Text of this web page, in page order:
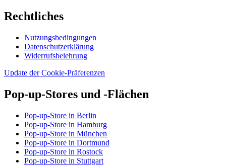
Rechtliches
Nutzungsbedingungen
Datenschutzerklärung
Widerrufsbelehrung
Update der Cookie-Präferenzen
Pop-up-Stores und -Flächen
Pop-up-Store in Berlin
Pop-up-Store in Hamburg
Pop-up-Store in München
Pop-up-Store in Dortmund
Pop-up-Store in Rostock
Pop-up-Store in Stuttgart